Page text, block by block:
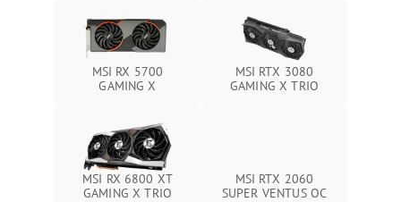
MSI RX 5700
GAMING X
MSI RTX 3080
GAMING X TRIO
MSI RX 6800 XT
GAMING X TRIO
MSI RTX 2060
SUPER VENTUS OC